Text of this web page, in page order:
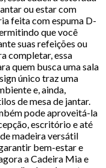
ou estar com
feita com espuma D-
que você
suas refeições ou
completar, essa
quem busca uma sala
único traz uma
e, ainda,
de mesa de jantar.
pode aproveitá-la
escritório e até
madeira versátil
bem-estar e
a Cadeira Mia e